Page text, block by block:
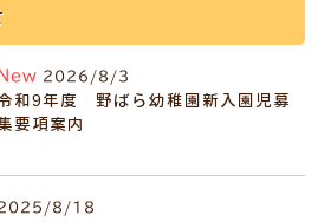
2026/8/3
和9年度 野ばら幼稚園新入園児募
要項案内
8/18